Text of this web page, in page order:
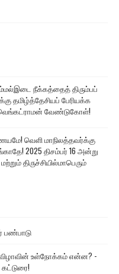
நீக்கத்தைத் திரும்பப்
தமிழ்த்தேசியப் பேரியக்க
வேண்டுகோள்!
வெளி மாநிலத்தவர்க்கு
2025 திசம்பர் 16 அன்று
திருச்சியில்மாபெரும்
பண்பாடு
விழாவின் உள்நோக்கம் என்ன? -